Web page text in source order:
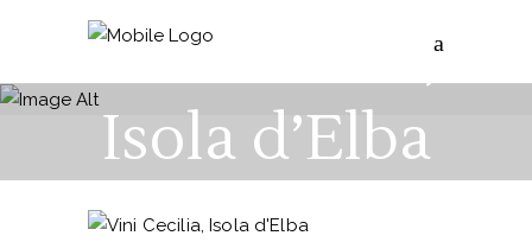
Vini Cecilia,
Isola d’Elba